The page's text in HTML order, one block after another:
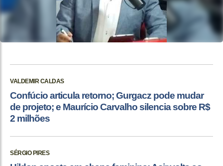
VALDEMIR CALDAS
Confúcio articula retorno; Gurgacz pode mudar
de projeto; e Maurício Carvalho silencia sobre R$
2 milhões
SÉRGIO PIRES